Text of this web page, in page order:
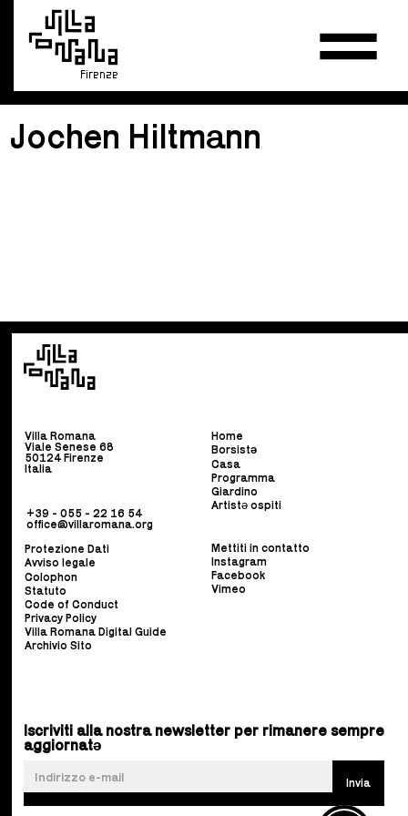
Firenze
Jochen Hiltmann
Villa Romana
Viale Senese 68
50124 Firenze
Italia
+39 - 055 - 22 16 54
office@villaromana.org
Home
Borsistə
Casa
Programma
Giardino
Artistə ospiti
Protezione Dati
Avviso legale
Colophon
Statuto
Code of Conduct
Privacy Policy
Villa Romana Digital Guide
Archivio Sito
Mettiti in contatto
Instagram
Facebook
Vimeo
Iscriviti alla nostra newsletter per rimanere sempre
aggiornatə